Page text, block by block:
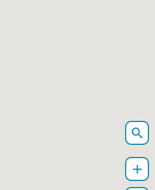
search
add